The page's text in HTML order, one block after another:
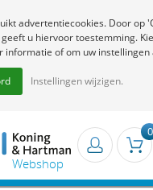
0
advertentiecookies. Door op
u hiervoor toestemming.
informatie of om uw instellingen
Instellingen wijzigen.